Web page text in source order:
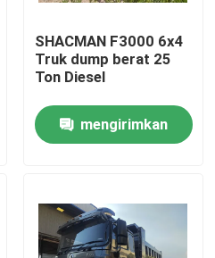
SHACMAN F3000 6x4
Truk dump berat 25
Ton Diesel
mengirimkan